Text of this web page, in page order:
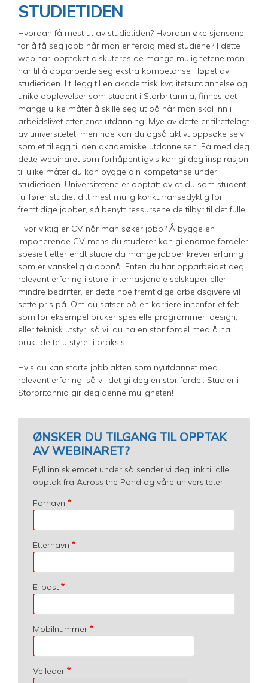
STUDIETIDEN
Hvordan få mest ut av studietiden? Hvordan øke sjansene
for å få seg jobb når man er ferdig med studiene? I dette
webinar-opptaket diskuteres de mange mulighetene man
har til å opparbeide seg ekstra kompetanse i løpet av
studietiden. I tillegg til en akademisk kvalitetsutdannelse og
unike opplevelser som student i Storbritannia, finnes det
mange ulike måter å skille seg ut på når man skal inn i
arbeidslivet etter endt utdanning. Mye av dette er tilrettelagt
av universitetet, men noe kan du også aktivt oppsøke selv
som et tillegg til den akademiske utdannelsen. Få med deg
dette webinaret som forhåpentligvis kan gi deg inspirasjon
til ulike måter du kan bygge din kompetanse under
studietiden. Universitetene er opptatt av at du som student
fullfører studiet ditt mest mulig konkurransedyktig for
fremtidige jobber, så benytt ressursene de tilbyr til det fulle!
Hvor viktig er CV når man søker jobb? Å bygge en
imponerende CV mens du studerer kan gi enorme fordeler,
spesielt etter endt studie da mange jobber krever erfaring
som er vanskelig å oppnå. Enten du har opparbeidet deg
relevant erfaring i store, internasjonale selskaper eller
mindre bedrifter, er dette noe fremtidige arbeidsgivere vil
sette pris på. Om du satser på en karriere innenfor et felt
som for eksempel bruker spesielle programmer, design,
eller teknisk utstyr, så vil du ha en stor fordel med å ha
brukt dette utstyret i praksis.
Hvis du kan starte jobbjakten som nyutdannet med
relevant erfaring, så vil det gi deg en stor fordel. Studier i
Storbritannia gir deg denne muligheten!
ØNSKER DU TILGANG TIL OPPTAK
AV WEBINARET?
Fyll inn skjemaet under så sender vi deg link til alle
opptak fra Across the Pond og våre universiteter!
Fornavn
Etternavn
E-post
Mobilnummer
Veileder